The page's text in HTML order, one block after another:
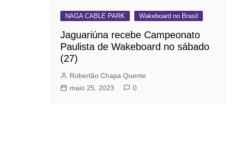
RIBEIRÃO PRETO
NAGA CABLE PARK Wakeboard no Brasil
Jaguariúna recebe Campeonato
Paulista de Wakeboard no sábado
(27)
Robertão Chapa Quente
maio 25, 2023
0